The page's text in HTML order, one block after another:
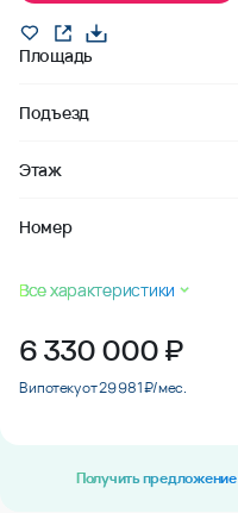
Площадь
Подъезд
Этаж
Номер
Все характеристики
6 330 000₽
В ипотеку от 29 981 ₽/мес.
Получить предложение